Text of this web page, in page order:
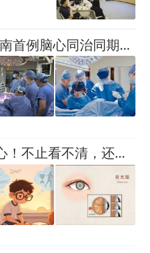
心脑双双“告急” 华南首例脑心同治同期手术如何破局？
近视超600度要当心！不止看不清，还可能失明